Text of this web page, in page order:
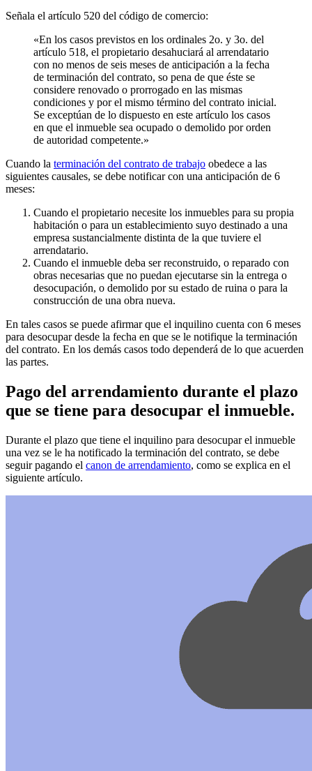
Señala el artículo 520 del código de comercio:
«En los casos previstos en los ordinales 2o. y 3o. del
artículo 518, el propietario desahuciará al arrendatario
con no menos de seis meses de anticipación a la fecha
de terminación del contrato, so pena de que éste se
considere renovado o prorrogado en las mismas
condiciones y por el mismo término del contrato inicial.
Se exceptúan de lo dispuesto en este artículo los casos
en que el inmueble sea ocupado o demolido por orden
de autoridad competente.»
Cuando la terminación del contrato de trabajo obedece a las
siguientes causales, se debe notificar con una anticipación de 6
meses:
Cuando el propietario necesite los inmuebles para su propia
habitación o para un establecimiento suyo destinado a una
empresa sustancialmente distinta de la que tuviere el
arrendatario.
Cuando el inmueble deba ser reconstruido, o reparado con
obras necesarias que no puedan ejecutarse sin la entrega o
desocupación, o demolido por su estado de ruina o para la
construcción de una obra nueva.
En tales casos se puede afirmar que el inquilino cuenta con 6 meses
para desocupar desde la fecha en que se le notifique la terminación
del contrato. En los demás casos todo dependerá de lo que acuerden
las partes.
Pago del arrendamiento durante el plazo
que se tiene para desocupar el inmueble.
Durante el plazo que tiene el inquilino para desocupar el inmueble
una vez se le ha notificado la terminación del contrato, se debe
seguir pagando el canon de arrendamiento, como se explica en el
siguiente artículo.